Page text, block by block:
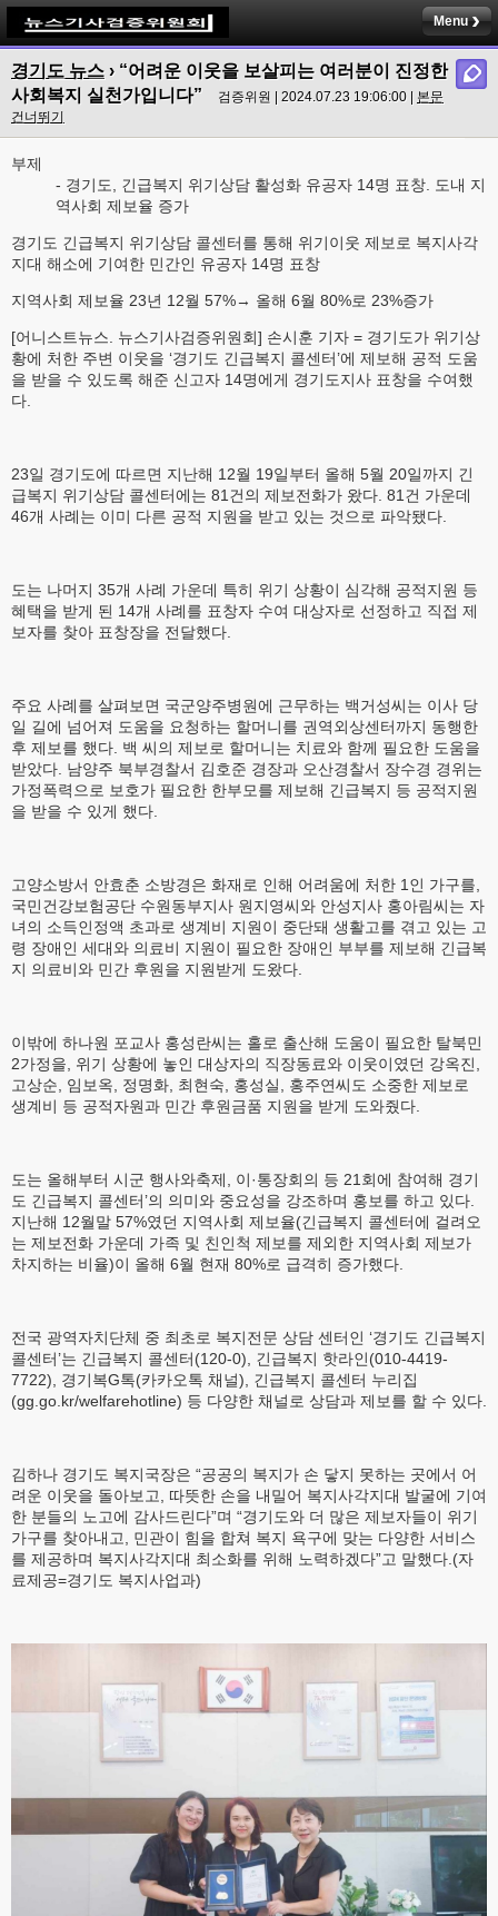
Menu
경기도 뉴스 › “어려운 이웃을 보살피는 여러분이 진정한
사회복지 실천가입니다”
검증위원 | 2024.07.23 19:06:00 | 본문
건너뛰기
부제
- 경기도, 긴급복지 위기상담 활성화 유공자 14명 표창. 도내 지
역사회 제보율 증가
경기도 긴급복지 위기상담 콜센터를 통해 위기이웃 제보로 복지사각
지대 해소에 기여한 민간인 유공자 14명 표창
지역사회 제보율 23년 12월 57%→ 올해 6월 80%로 23%증가
[어니스트뉴스. 뉴스기사검증위원회] 손시훈 기자 = 경기도가 위기상
황에 처한 주변 이웃을 ‘경기도 긴급복지 콜센터’에 제보해 공적 도움
을 받을 수 있도록 해준 신고자 14명에게 경기도지사 표창을 수여했
다.
23일 경기도에 따르면 지난해 12월 19일부터 올해 5월 20일까지 긴
급복지 위기상담 콜센터에는 81건의 제보전화가 왔다. 81건 가운데
46개 사례는 이미 다른 공적 지원을 받고 있는 것으로 파악됐다.
도는 나머지 35개 사례 가운데 특히 위기 상황이 심각해 공적지원 등
혜택을 받게 된 14개 사례를 표창자 수여 대상자로 선정하고 직접 제
보자를 찾아 표창장을 전달했다.
주요 사례를 살펴보면 국군양주병원에 근무하는 백거성씨는 이사 당
일 길에 넘어져 도움을 요청하는 할머니를 권역외상센터까지 동행한
후 제보를 했다. 백 씨의 제보로 할머니는 치료와 함께 필요한 도움을
받았다. 남양주 북부경찰서 김호준 경장과 오산경찰서 장수경 경위는
가정폭력으로 보호가 필요한 한부모를 제보해 긴급복지 등 공적지원
을 받을 수 있게 했다.
고양소방서 안효춘 소방경은 화재로 인해 어려움에 처한 1인 가구를,
국민건강보험공단 수원동부지사 원지영씨와 안성지사 홍아림씨는 자
녀의 소득인정액 초과로 생계비 지원이 중단돼 생활고를 겪고 있는 고
령 장애인 세대와 의료비 지원이 필요한 장애인 부부를 제보해 긴급복
지 의료비와 민간 후원을 지원받게 도왔다.
이밖에 하나원 포교사 홍성란씨는 홀로 출산해 도움이 필요한 탈북민
2가정을, 위기 상황에 놓인 대상자의 직장동료와 이웃이였던 강옥진,
고상순, 임보옥, 정명화, 최현숙, 홍성실, 홍주연씨도 소중한 제보로
생계비 등 공적자원과 민간 후원금품 지원을 받게 도와줬다.
도는 올해부터 시군 행사와축제, 이·통장회의 등 21회에 참여해 경기
도 긴급복지 콜센터’의 의미와 중요성을 강조하며 홍보를 하고 있다.
지난해 12월말 57%였던 지역사회 제보율(긴급복지 콜센터에 걸려오
는 제보전화 가운데 가족 및 친인척 제보를 제외한 지역사회 제보가
차지하는 비율)이 올해 6월 현재 80%로 급격히 증가했다.
전국 광역자치단체 중 최초로 복지전문 상담 센터인 ‘경기도 긴급복지
콜센터’는 긴급복지 콜센터(120-0), 긴급복지 핫라인(010-4419-
7722), 경기복G톡(카카오톡 채널), 긴급복지 콜센터 누리집
(gg.go.kr/welfarehotline) 등 다양한 채널로 상담과 제보를 할 수 있다.
김하나 경기도 복지국장은 “공공의 복지가 손 닿지 못하는 곳에서 어
려운 이웃을 돌아보고, 따뜻한 손을 내밀어 복지사각지대 발굴에 기여
한 분들의 노고에 감사드린다”며 “경기도와 더 많은 제보자들이 위기
가구를 찾아내고, 민관이 힘을 합쳐 복지 욕구에 맞는 다양한 서비스
를 제공하며 복지사각지대 최소화를 위해 노력하겠다”고 말했다.(자
료제공=경기도 복지사업과)